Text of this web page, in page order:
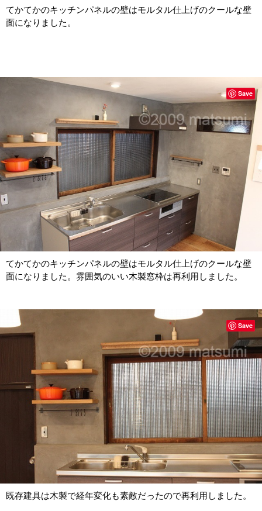
てかてかのキッチンパネルの壁はモルタル仕上げのクールな壁
面になりました。
てかてかのキッチンパネルの壁はモルタル仕上げのクールな壁
面になりました。雰囲気のいい木製窓枠は再利用しました。
Save
既存建具は木製で経年変化も素敵だったので再利用しました。
Save